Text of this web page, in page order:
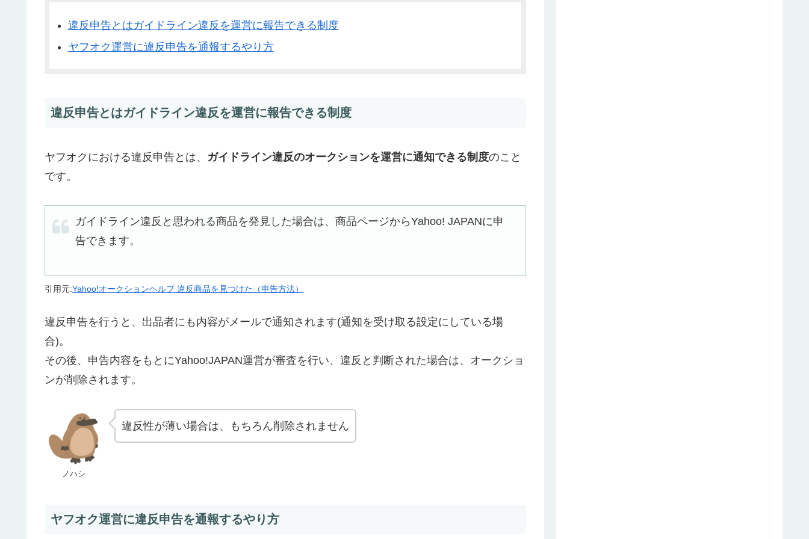
違反申告とはガイドライン違反を運営に報告できる制度
ヤフオク運営に違反申告を通報するやり方
違反申告とはガイドライン違反を運営に報告できる制度
ヤフオクにおける違反申告とは、 ガイドライン違反のオークションを運営に通知できる制度のこと
です。
ガイドライン違反と思われる商品を発見した場合は、商品ページからYahoo! JAPANに申
告できます。
引用元:Yahoo!オークションヘルプ 違反商品を見つけた（申告方法）
違反申告を行うと、出品者にも内容がメールで通知されます(通知を受け取る設定にしている場
合)。
その後、申告内容をもとにYahoo!JAPAN運営が審査を行い、違反と判断された場合は、オークショ
ンが削除されます。
ノハシ
違反性が薄い場合は、もちろん削除されません
ヤフオク運営に違反申告を通報するやり方